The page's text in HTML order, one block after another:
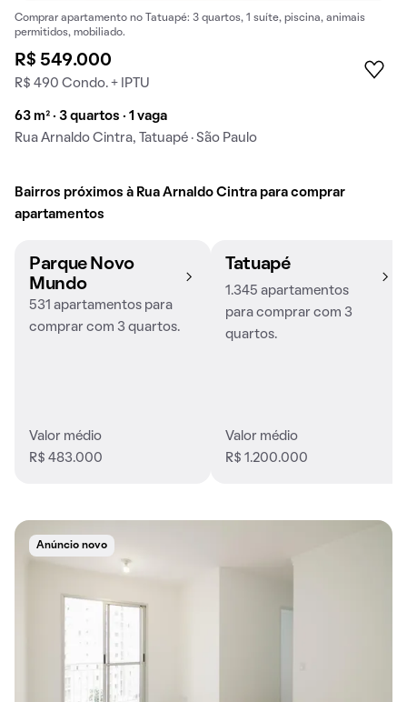
Comprar apartamento no Tatuapé: 3 quartos, 1 suíte, piscina, animais
permitidos, mobiliado.
R$ 549.000
R$ 490 Condo. + IPTU
63 m² · 3 quartos · 1 vaga
Rua Arnaldo Cintra, Tatuapé · São Paulo
Bairros próximos à Rua Arnaldo Cintra para comprar
apartamentos
Parque Novo
Mundo
531 apartamentos para
comprar com 3 quartos.
Valor médio
R$ 483.000
Tatuapé
1.345 apartamentos
para comprar com 3
quartos.
Valor médio
R$ 1.200.000
Anúncio novo